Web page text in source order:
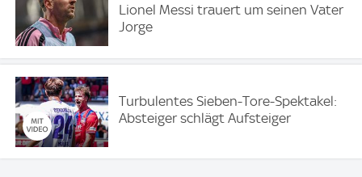
Lionel Messi trauert um seinen Vater
Jorge
Turbulentes Sieben-Tore-Spektakel:
Absteiger schlägt Aufsteiger